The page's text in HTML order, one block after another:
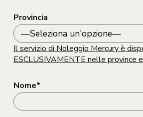
Provincia
Il servizio di Noleggio Mercury è
ESCLUSIVAMENTE nelle province
Nome*